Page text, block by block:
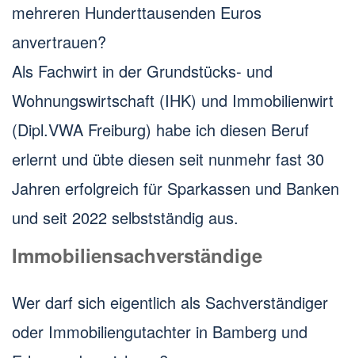
mehreren Hunderttausenden Euros
anvertrauen?
Als Fachwirt in der Grundstücks- und
Wohnungswirtschaft (IHK) und Immobilienwirt
(Dipl.VWA Freiburg) habe ich diesen Beruf
erlernt und übte diesen seit nunmehr fast 30
Jahren erfolgreich für Sparkassen und Banken
und seit 2022 selbstständig aus.
Immobiliensachverständige
Wer darf sich eigentlich als Sachverständiger
oder Immobiliengutachter in Bamberg und